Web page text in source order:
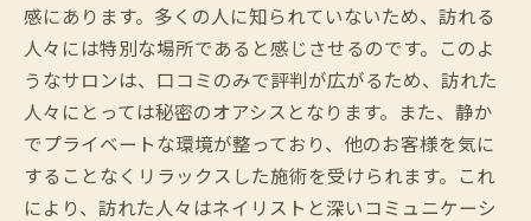
感にあります。多くの人に知られていないため、訪れる
人々には特別な場所であると感じさせるのです。このよ
うなサロンは、口コミのみで評判が広がるため、訪れた
人々にとっては秘密のオアシスとなります。また、静か
でプライベートな環境が整っており、他のお客様を気に
することなくリラックスした施術を受けられます。これ
により、訪れた人々はネイリストと深いコミュニケーシ